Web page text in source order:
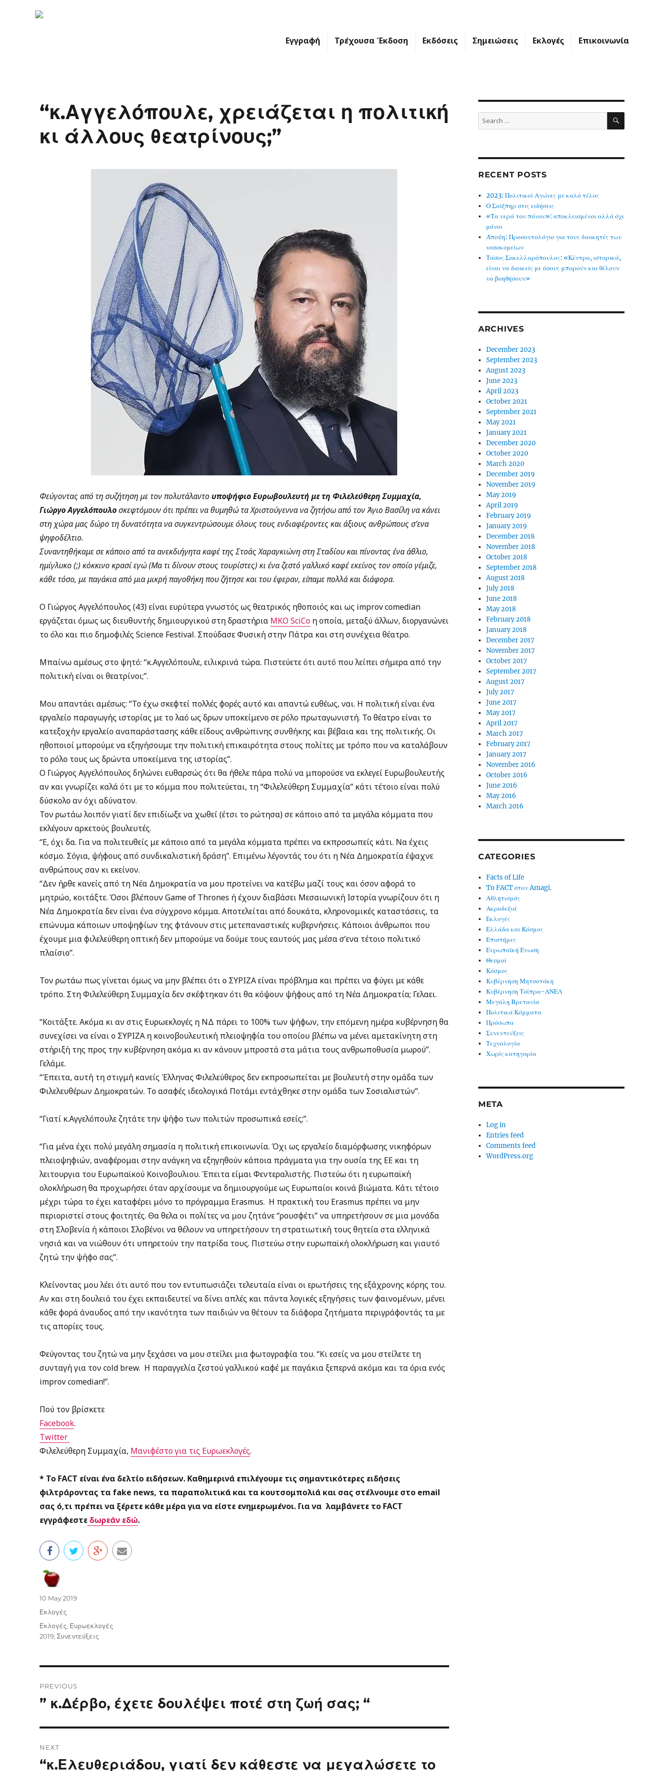
Εγγραφή Τρέχουσα Έκδοση Εκδόσεις Σημειώσεις Εκλογές Επικοινωνία
“κ.Αγγελόπουλε, χρειάζεται η πολιτική
κι άλλους θεατρίνους;”
Φεύγοντας από τη συζήτηση με τον πολυτάλαντουποψήφιο Ευρωβουλευτή με τη Φιλελεύθερη Συμμαχία,
Γιώργο Αγγελόπουλοσκεφτόμουν ότι πρέπει να θυμηθώ τα Χριστούγεννα να ζητήσω από τον Άγιο Βασίλη να κάνει
στη χώρα μας δώρο τη δυνατότητα να συγκεντρώσουμε όλους τους ενδιαφέροντες και άξιους ανθρώπους σ’ενα
ψηφοδέλτιο.
Συναντηθήκαμε σε κάποιο από τα ανεκδιήγητα καφέ της Στοάς Χαραγκιώνη στη Σταδίου και πίνοντας ένα άθλιο,
ημίγλυκο (;) κόκκινο κρασί εγώ (Μα τι δίνουν στους τουρίστες) κι ένα ζεστό γαλλικό καφέ εκείνος τον οποίο γέμιζε,
κάθε τόσο, με παγάκια από μια μικρή παγοθήκη που ζήτησε και του έφεραν, είπαμε πολλά και διάφορα.
Ο Γιώργος Αγγελόπουλος (43) είναι ευρύτερα γνωστός ως θεατρικός ηθοποιός και ως improv comedian
εργάζεται όμως ως διευθυντής δημιουργικού στη δραστήρια ΜΚΟ SciCo η οποία, μεταξύ άλλων, διοργανώνει
το όλο και πιο δημοφιλές Science Festival. Σπούδασε Φυσική στην Πάτρα και στη συνέχεια θέατρο.
Μπαίνω αμέσως στο ψητό: “κ.Αγγελόπουλε, ειλικρινά τώρα. Πιστεύετε ότι αυτό που λείπει σήμερα από την
πολιτική είναι οι θεατρίνοι;”.
Μου απαντάει αμέσως: “Το έχω σκεφτεί πολλές φορές αυτό και απαντώ ευθέως, ναι. Η πολιτική είναι ένα
εργαλείο παραγωγής ιστορίας με το λαό ως δρων υποκείμενο σε ρόλο πρωταγωνιστή. Το θέατρο είναι το
κατεξοχήν εργαλείο αναπαράστασης κάθε είδους ανθρώπινης συνθήκης και βέβαια και της πολιτικής. Οι
ηθοποιοί μπορούμε να εξηγήσουμε την πολιτική επικαιρότητα στους πολίτες με τρόπο που να καταλάβουν
το ρόλο τους ως δρώντα υποκείμενα της ιστορίας”.
Ο Γιώργος Αγγελόπουλος δηλώνει ευθαρσώς ότι θα ήθελε πάρα πολύ να μπορούσε να εκλεγεί Ευρωβουλευτής
αν και γνωρίζει καλά ότι με το κόμμα που πολιτεύεται, τη “Φιλελεύθερη Συμμαχία” κάτι τέτοιο είναι πολύ
δύσκολο αν όχι αδύνατον.
Τον ρωτάω λοιπόν γιατί δεν επιδίωξε να χωθεί (έτσι το ρώτησα) σε κάποιο από τα μεγάλα κόμματα που
εκλέγουν αρκετούς βουλευτές.
“Ε, όχι δα. Για να πολιτευθείς με κάποιο από τα μεγάλα κόμματα πρέπει να εκπροσωπείς κάτι. Να έχεις
κόσμο. Σόγια, ψήφους από συνδικαλιστική δράση”. Επιμένω λέγοντάς του ότι η Νέα Δημοκρατία έψαχνε
ανθρώπους σαν κι εκείνον.
“Δεν ήρθε κανείς από τη Νέα Δημοκρατία να μου προτείνει να κατέβω μαζί τους και όσον αφορά το
μητρώο, κοιτάξτε. Όσοι βλέπουν Game of Thrones ή έχουν διαβάσει Μεσαιωνική Ιστορία γνωρίζουν ότι η
Νέα Δημοκρατία δεν είναι ένα σύγχρονο κόμμα. Αποτελείται από δουκάτα, κληρονομικές καταστάσεις, τα
επώνυμα κάποιων υποψηφίων της φτάνουν στις μετεπαναστικές κυβερνήσεις. Κάποιοι άνθρωποι που
έχουμε μια φιλελεύθερη οπτική δεν μπορούμε να δούμε τους εαυτούς μας μέσα σ’ενα τέτοιο πολιτικό
πλαίσιο”.
Τον ρωτάω πως γίνεται όμως να μην βλέπει ότι ο ΣΥΡΙΖΑ είναι πρόβλημα και πρέπει να φύγει με κάθε
τρόπο. Στη Φιλελεύθερη Συμμαχία δεν σκέφτηκαν ότι θα κόψουν ψήφους από τη Νέα Δημοκρατία; Γελαει.
“Κοιτάξτε. Ακόμα κι αν στις Ευρωεκλογές η ΝΔ πάρει το 100% των ψήφων, την επόμενη ημέρα κυβέρνηση θα
συνεχίσει να είναι ο ΣΥΡΙΖΑ η κοινοβουλευτική πλειοψηφία του οποίου βλέπω να μένει αμετακίνητη στη
στήριξή της προς την κυβέρνηση ακόμα κι αν κάνουν μπροστά στα μάτια τους ανθρωποθυσία μωρού”.
Γελάμε.
“Έπειτα, αυτή τη στιγμή κανείς Έλληνας Φιλελεύθερος δεν εκπροσωπείται με βουλευτή στην ομάδα των
Φιλελευθέρων Δημοκρατών. Το ασαφές ιδεολογικά Ποτάμι εντάχθηκε στην ομάδα των Σοσιαλιστών”.
“Γιατί κ.Αγγελόπουλε ζητάτε την ψήφο των πολιτών προσωπικά εσείς;”.
“Για μένα έχει πολύ μεγάλη σημασία η πολιτική επικοινωνία. Όχι ως εργαλείο διαμόρφωσης νικηφόρων
πλειοψηφιών, αναφέρομαι στην ανάγκη να εξηγηθούν κάποια πράγματα για την ουσία της ΕΕ και τη
λειτουργια του Ευρωπαϊκού Κοινοβουλιου. Έπειτα είμαι Φεντεραλιστής. Πιστεύω ότι η ευρωπαϊκή
ολοκλήρωση θα προχωρήσει όταν αρχίσουμε να δημιουργούμε ως Ευρωπαίοι κοινά βιώματα. Κάτι τέτοιο
μέχρι τώρα το έχει καταφέρει μόνο το πρόγραμμα Erasmus. Η πρακτική του Erasmus πρέπει να μην
περιοριστεί στους φοιτητές. Θα θελα οι πολίτες να μου ζητάνε “ρουσφέτι” να υπηρετήσουν σε μια μονάδα
στη Σλοβενία ή κάποιοι Σλοβένοι να θέλουν να υπηρετήσουν τη στρατιωτική τους θητεία στα ελληνικά
νησιά και να νιώθουν ότι υπηρετούν την πατρίδα τους. Πιστεύω στην ευρωπαϊκή ολοκλήρωση και γιαυτό
ζητώ την ψήφο σας”.
Κλείνοντας μου λέει ότι αυτό που τον εντυπωσιάζει τελευταία είναι οι ερωτήσεις της εξάχρονης κόρης του.
Αν και στη δουλειά του έχει εκπαιδευτεί να δίνει απλές και πάντα λογικές εξηγήσεις των φαινομένων, μένει
κάθε φορά άναυδος από την ικανότητα των παιδιών να θέτουν τα διάφορα ζητήματα περιγράφοντάς τα με
τις απορίες τους.
Φεύγοντας του ζητώ να μην ξεχάσει να μου στείλει μια φωτογραφία του. “Κι εσείς να μου στείλετε τη
συνταγή για τον cold brew. Η παραγγελία ζεστού γαλλικού καφέ με παγάκια ξεπερνά ακόμα και τα όρια ενός
improv comedian!”.
Πού τον βρίσκετε
Facebook.
Twitter
Φιλελεύθερη Συμμαχία, Μανιφέστο για τις Ευρωεκλογές.
* Το FACT είναι ένα δελτίο ειδήσεων. Καθημερινά επιλέγουμε τις σημαντικότερες ειδήσεις
φιλτράροντας τα fake news, τα παραπολιτικά και τα κουτσομπολιά και σας στέλνουμε στο email
σας ό,τι πρέπει να ξέρετε κάθε μέρα για να είστε ενημερωμένοι. Για να λαμβάνετε το FACT
εγγράφεστε δωρεάν εδώ.
Author
Posted
on
10 May 2019
Categories
Εκλογές
Tags
Εκλογές, Ευρωεκλογές
2019,Συνεντεύξεις
navigation
PREVIOUS
Previous
” κ.Δέρβο, έχετε δουλέψει ποτέ στη ζωή σας; “
NEXT
Next
“κ.Ελευθεριάδου, γιατί δεν κάθεστε να μεγαλώσετε το
Search
for:
SEARCH
RECENT POSTS
2023: Πολιτικοί Αγώνες με καλό τέλος
Ο Σαίξπηρ στις ειδήσεις
«Τα νερά του πόνου»: αποκλεισμένοι αλλά όχι
μόνοι
Άποψη: Προσοντολόγιο για τους διοικητές των
νοσοκομείων
Τάσος Σακελλαρόπουλος: «Κέντρο, ιστορικά,
είναι να διοικείς με όσους μπορούν και θέλουν
να βοηθήσουν»
ARCHIVES
December 2023
September 2023
August 2023
June 2023
April 2023
October 2021
September 2021
May 2021
January 2021
December 2020
October 2020
March 2020
December 2019
November 2019
May 2019
April 2019
February 2019
January 2019
December 2018
November 2018
October 2018
September 2018
August 2018
July 2018
June 2018
May 2018
February 2018
January 2018
December 2017
November 2017
October 2017
September 2017
August 2017
July 2017
June 2017
May 2017
April 2017
March 2017
February 2017
January 2017
November 2016
October 2016
June 2016
May 2016
March 2016
CATEGORIES
Facts of Life
To FACT στον Amagi.
Αθλητισμός
Ακροδεξιά
Εκλογές
Ελλάδα και Κόσμος
Επιστήμες
Ευρωπαϊκή Ένωση
Θεσμοί
Κόσμος
Κυβέρνηση Μητσοτάκη
Κυβέρνηση Τσίπρα-ΑΝΕΛ
Μεγάλη Βρετανία
Πολιτικά Κόμματα
Πρόσωπα
Συνεντεύξεις
Τεχνολογία
Χωρίς κατηγορία
META
Log in
Entries feed
Comments feed
WordPress.org